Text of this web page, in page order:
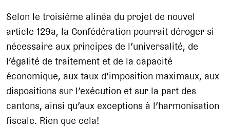
Selon le troisième alinéa du projet de nouvel
article 129a, la Confédération pourrait déroger si
nécessaire aux principes de l’universalité, de
l’égalité de traitement et de la capacité
économique, aux taux d’imposition maximaux, aux
dispositions sur l’exécution et sur la part des
cantons, ainsi qu’aux exceptions à l’harmonisation
fiscale. Rien que cela!